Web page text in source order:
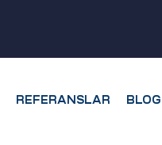
REFERANSLAR BLOG